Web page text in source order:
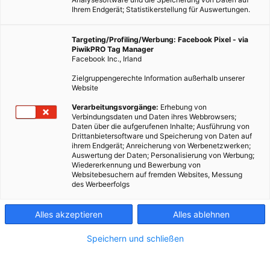
Verschiedene Lkw-Hersteller testen derzeit das Laden im
Megawattbereich bei voller Geschwindigkeit. Mercedes-
Benz Trucks hat nun erstmals einen Prototyp des Elektro-
geladen.
Dieser Artikel wurde am 11. Juni 2024 veröffentlicht
Ihrem Endgerät; Statistikerstellung für Auswertungen.
Targeting/Profiling/Werbung: Facebook Pixel - via
PiwikPRO Tag Manager
Facebook Inc., Irland
Zielgruppengerechte Information außerhalb unserer
Website
Verarbeitungsvorgänge: Erhebung von
Verbindungsdaten und Daten ihres Webbrowsers;
Daten über die aufgerufenen Inhalte; Ausführung von
Drittanbietersoftware und Speicherung von Daten auf
ihrem Endgerät; Anreicherung von Werbenetzwerken;
Auswertung der Daten; Personalisierung von Werbung;
Wiedererkennung und Bewerbung von
Websitebesuchern auf fremden Websites, Messung
des Werbeerfolgs
Alles akzeptieren Alles ablehnen
Speichern und schließen